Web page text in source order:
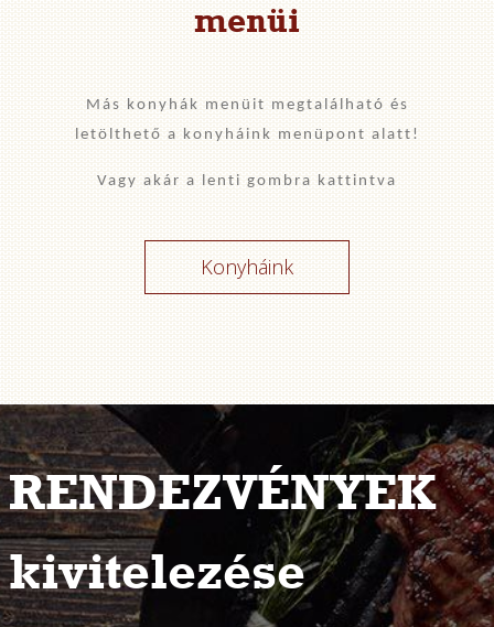
menüi
Más konyhák menüit megtalálható és
letölthető a konyháink menüpont alatt!
Vagy akár a lenti gombra kattintva
Konyháink
RENDEZVÉNYEK
kivitelezése